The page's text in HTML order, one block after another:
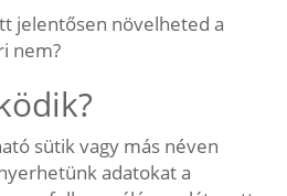
jelentősen növelheted a
nem?
sütik vagy más néven
adatokat a